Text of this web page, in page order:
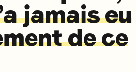
jamais eu
de ce